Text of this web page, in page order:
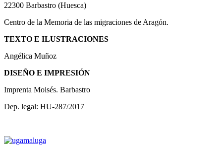
22300 Barbastro (Huesca)
Centro de la Memoria de las migraciones de Aragón.
TEXTO E ILUSTRACIONES
Angélica Muñoz
DISEÑO E IMPRESIÓN
Imprenta Moisés. Barbastro
Dep. legal: HU-287/2017